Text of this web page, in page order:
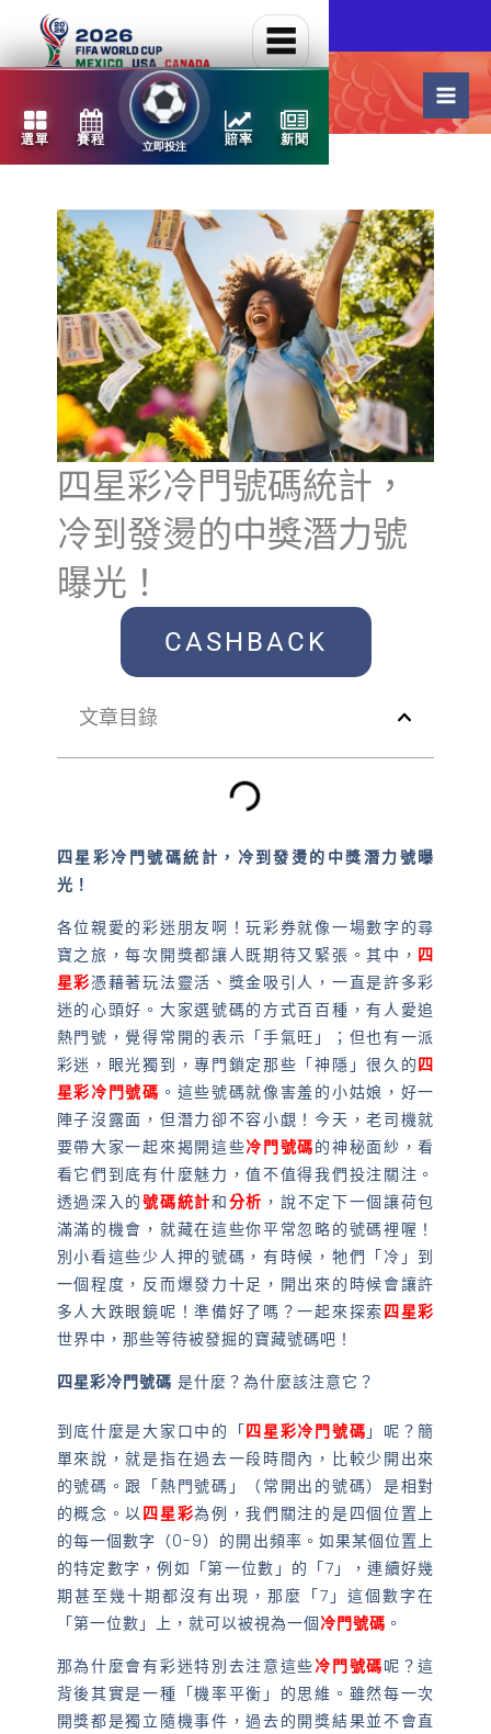
主
容
四星彩冷門號碼統計，
冷到發燙的中獎潛力號
曝光！
CASHBACK
文章目錄
四星彩冷門號碼統計，冷到發燙的中獎潛力號曝
光！
各位親愛的彩迷朋友啊！玩彩券就像一場數字的尋
寶之旅，每次開獎都讓人既期待又緊張。其中， 四
星彩憑藉著玩法靈活、獎金吸引人，一直是許多彩
迷的心頭好。大家選號碼的方式百百種，有人愛追
熱門號，覺得常開的表示「手氣旺」；但也有一派
彩迷，眼光獨到，專門鎖定那些「神隱」很久的四
星彩冷門號碼 。這些號碼就像害羞的小姑娘，好一
陣子沒露面，但潛力卻不容小覷！今天，老司機就
要帶大家一起來揭開這些冷門號碼的神秘面紗，看
看它們到底有什麼魅力，值不值得我們投注關注。
透過深入的號碼統計和分析 ，說不定下一個讓荷包
滿滿的機會，就藏在這些你平常忽略的號碼裡喔！
別小看這些少人押的號碼，有時候，牠們「冷」到
一個程度，反而爆發力十足，開出來的時候會讓許
多人大跌眼鏡呢！準備好了嗎？一起來探索 四星彩
世界中，那些等待被發掘的寶藏號碼吧！
四星彩冷門號碼 是什麼？為什麼該注意它？
到底什麼是大家口中的「四星彩冷門號碼 」呢？簡
單來說，就是指在過去一段時間內，比較少開出來
的號碼。跟「熱門號碼」（常開出的號碼）是相對
的概念。以四星彩為例，我們關注的是四個位置上
的每一個數字（0-9）的開出頻率。如果某個位置上
的特定數字，例如「第一位數」的「7」，連續好幾
期甚至幾十期都沒有出現，那麼「7」這個數字在
「第一位數」上，就可以被視為一個冷門號碼 。
那為什麼會有彩迷特別去注意這些冷門號碼呢？這
背後其實是一種「機率平衡」的思維。雖然每一次
開獎都是獨立隨機事件，過去的開獎結果並不會直